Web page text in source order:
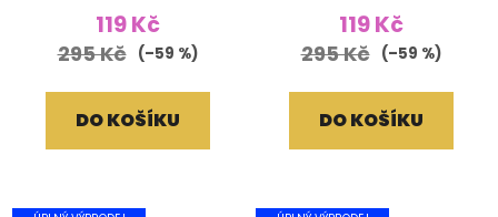
119 Kč
295 Kč (–59 %)
DO KOŠÍKU
119 Kč
295 Kč (–59 %)
DO KOŠÍKU